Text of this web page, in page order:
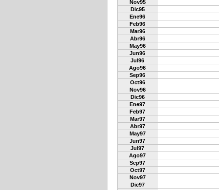
Nov95
Dic95
Ene96
Feb96
Mar96
Abr96
May96
Jun96
Jul96
Ago96
Sep96
Oct96
Nov96
Dic96
Ene97
Feb97
Mar97
Abr97
May97
Jun97
Jul97
Ago97
Sep97
Oct97
Nov97
Dic97